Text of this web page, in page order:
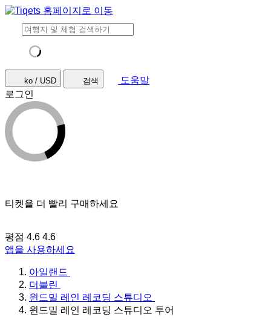
ko / USD 검색
도움말
로그인
티켓을 더 빨리 구매하세요
평점 4.6 4.6
앱을 사용하세요
아일랜드
더블린
윈드밀 레인 레코딩 스튜디오
윈드밀 레인 레코딩 스튜디오 투어